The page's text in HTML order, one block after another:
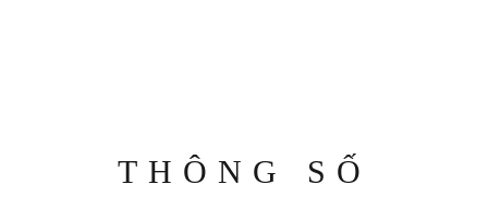
vàng hồng 18K (750/1000) được đính 160 viên kim cương
tổng cộng 0,37 carat và 1 viên đá Spinel đen, kim hình
THÔNG SỐ